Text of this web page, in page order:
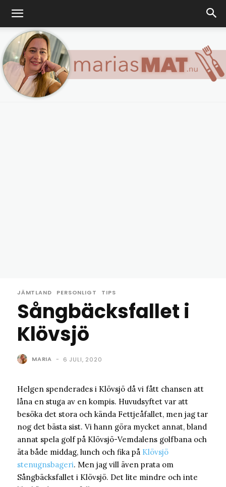
JÄMTLAND PERSONLIGT TIPS
Sångbäcksfallet i
Klövsjö
MARIA - 6 JULI, 2020
Helgen spenderades i Klövsjö då vi fått chansen att
låna en stuga av en kompis. Huvudsyftet var att
besöka det stora och kända Fettjeåfallet, men jag tar
nog det bästa sist. Vi hann göra mycket annat, bland
annat spela golf på Klövsjö-Vemdalens golfbana och
äta både middag, lunch och fika på Klövsjö
stenugnsbageri. Men jag vill även prata om
Sångbäcksfallet i Klövsjö. Det lite mindre och inte